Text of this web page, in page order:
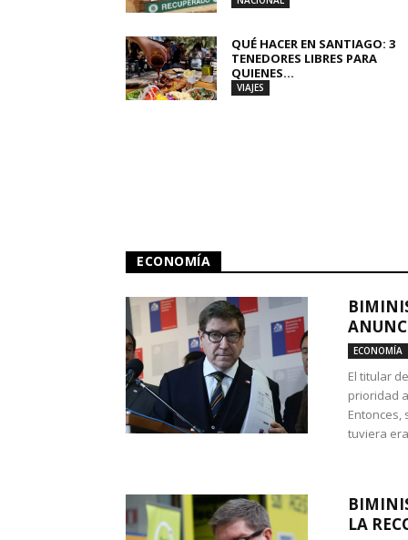
QUÉ HACER EN SANTIAGO: 3
TENEDORES LIBRES PARA
QUIENES...
VIAJES
ECONOMÍA
ECONOMÍA
El titular
prioridad
Entonces,
tuviera
LA